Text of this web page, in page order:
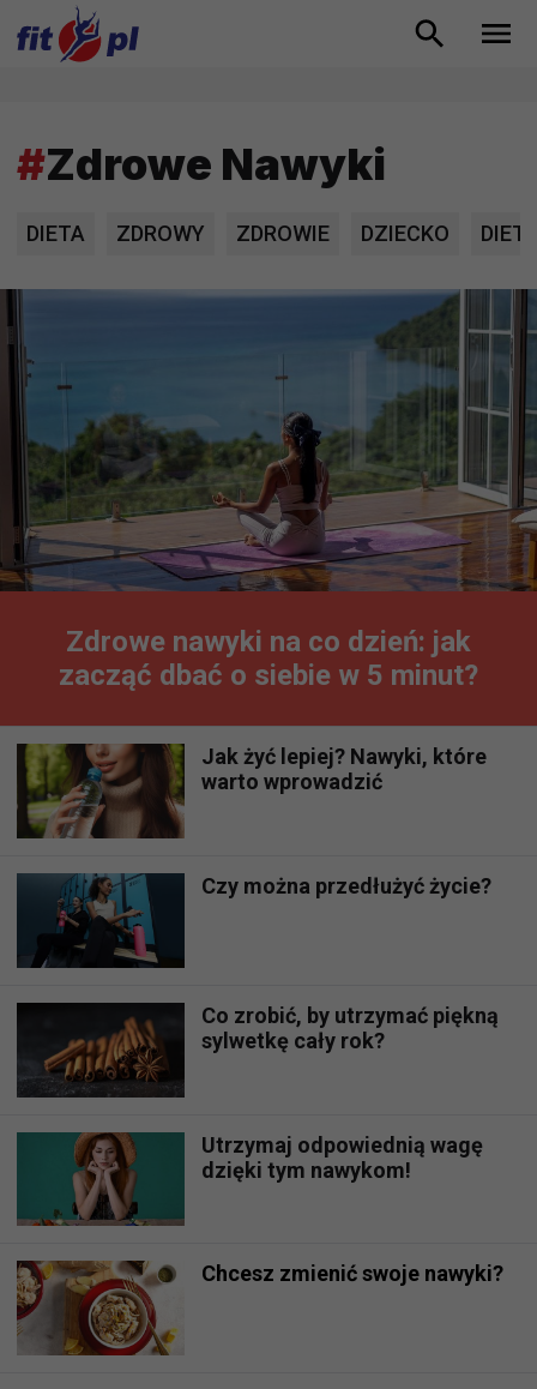
#Zdrowe Nawyki
DIETA ZDROWY ZDROWIE DZIECKO
Zdrowe nawyki na co dzień: jak
zacząć dbać o siebie w 5 minut?
Jak żyć lepiej? Nawyki, które
warto wprowadzić
Czy można przedłużyć życie?
Co zrobić, by utrzymać piękną
sylwetkę cały rok?
Utrzymaj odpowiednią wagę
dzięki tym nawykom!
Chcesz zmienić swoje nawyki?